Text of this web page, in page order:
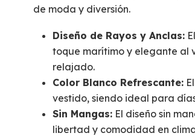
de moda y diversión.
Diseño de Rayos y Anclas:
toque marítimo y elegante al
relajado.
Color Blanco Refrescante:
vestido, siendo ideal para
Sin Mangas: El diseño sin
libertad y comodidad en